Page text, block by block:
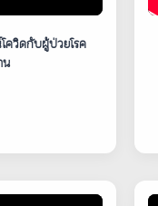
ควิดกับผู้ป่วยโรค
น